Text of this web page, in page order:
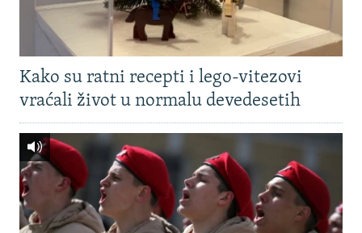
Kako su ratni recepti i lego-vitezovi
vraćali život u normalu devedesetih